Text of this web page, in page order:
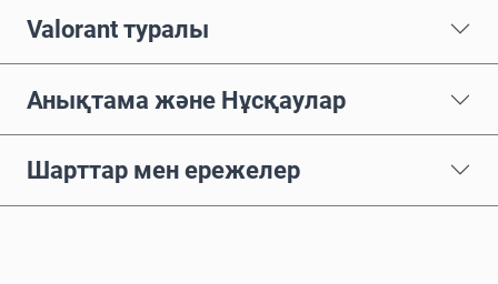
Valorant туралы
Анықтама және Нұсқаулар
Шарттар мен ережелер